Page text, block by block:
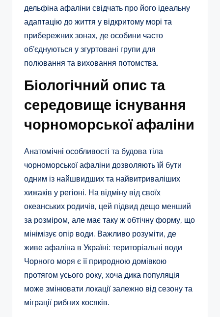
дельфіна афаліни свідчать про його ідеальну
адаптацію до життя у відкритому морі та
прибережних зонах, де особини часто
об’єднуються у згуртовані групи для
полювання та виховання потомства.
Біологічний опис та
середовище існування
чорноморської афаліни
Анатомічні особливості та будова тіла
чорноморської афаліни дозволяють їй бути
одним із найшвидших та найвитриваліших
хижаків у регіоні. На відміну від своїх
океанських родичів, цей підвид дещо менший
за розміром, але має таку ж обтічну форму, що
мінімізує опір води. Важливо розуміти, де
живе афаліна в Україні: територіальні води
Чорного моря є її природною домівкою
протягом усього року, хоча дика популяція
може змінювати локації залежно від сезону та
міграції рибних косяків.